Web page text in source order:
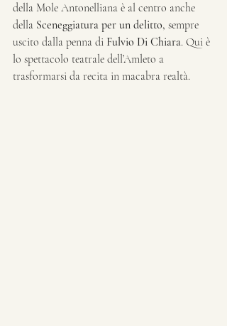
della Mole Antonelliana è al centro anche
della Sceneggiatura per un delitto, sempre
uscito dalla penna di Fulvio Di Chiara. Qui è
lo spettacolo teatrale dell’Amleto a
trasformarsi da recita in macabra realtà.